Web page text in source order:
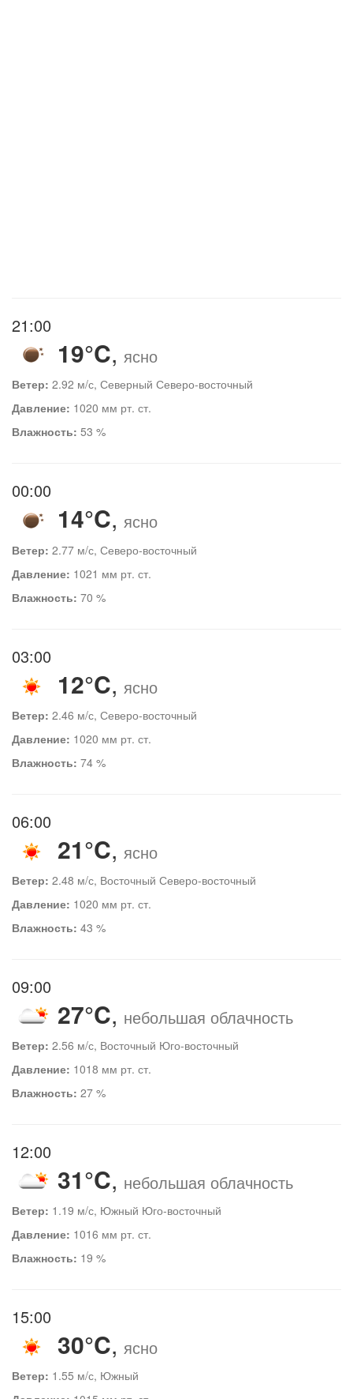
21:00
19°C, ясно
Ветер: 2.92 м/с, Северный Северо-восточный
Давление: 1020 мм рт. ст.
Влажность: 53 %
00:00
14°C, ясно
Ветер: 2.77 м/с, Северо-восточный
Давление: 1021 мм рт. ст.
Влажность: 70 %
03:00
12°C, ясно
Ветер: 2.46 м/с, Северо-восточный
Давление: 1020 мм рт. ст.
Влажность: 74 %
06:00
21°C, ясно
Ветер: 2.48 м/с, Восточный Северо-восточный
Давление: 1020 мм рт. ст.
Влажность: 43 %
09:00
27°C, небольшая облачность
Ветер: 2.56 м/с, Восточный Юго-восточный
Давление: 1018 мм рт. ст.
Влажность: 27 %
12:00
31°C, небольшая облачность
Ветер: 1.19 м/с, Южный Юго-восточный
Давление: 1016 мм рт. ст.
Влажность: 19 %
15:00
30°C, ясно
Ветер: 1.55 м/с, Южный